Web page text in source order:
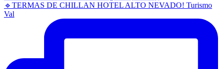
🔹TERMAS DE CHILLAN HOTEL ALTO NEVADO! Turismo
Val